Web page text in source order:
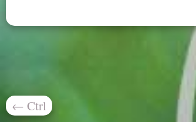
← Ctrl